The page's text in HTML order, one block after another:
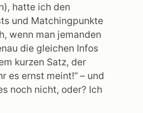
hatte ich den
und Matchingpunkte
wenn man jemanden
die gleichen Infos
kurzen Satz, der
es ernst meint!“ – und
noch nicht, oder? Ich